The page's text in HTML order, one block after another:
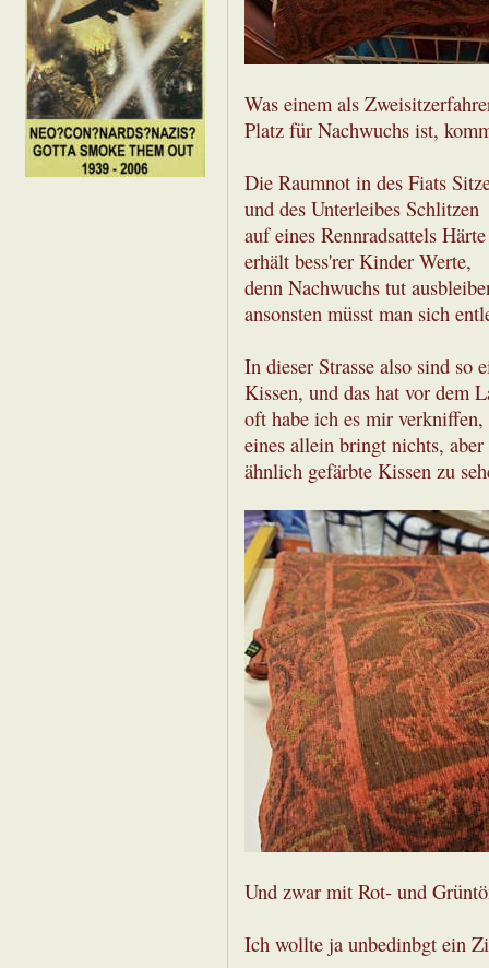
Was einem als
Platz für Nachwuchs ist,
Die Raumnot in des Fiats
und des Unterleibes Schlitzen
auf eines Rennradsattels Härte
erhält bess'rer Kinder Werte,
denn Nachwuchs tut
ansonsten müsst man sich
In dieser Strasse also sind so
Kissen, und das hat vor dem
oft habe ich es mir
eines allein bringt nichts,
ähnlich gefärbte Kissen zu
Und zwar mit Rot- und
Ich wollte ja unbedinbgt ein